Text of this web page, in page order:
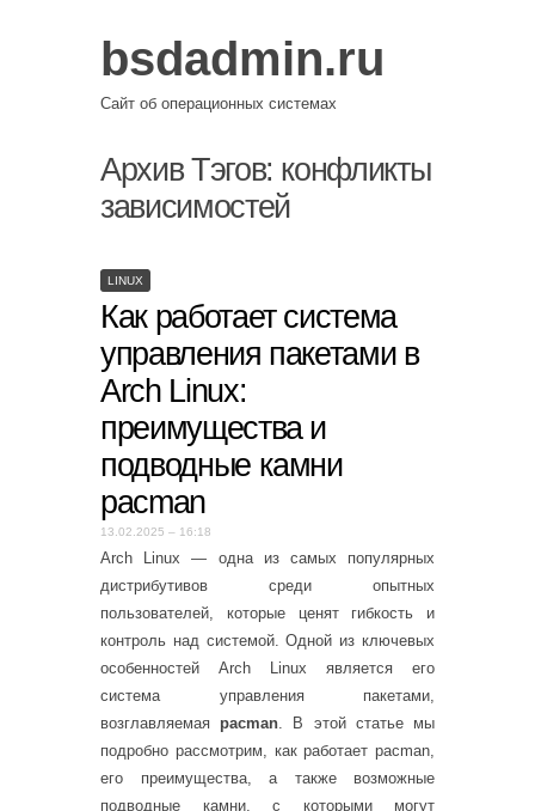
bsdadmin.ru
Сайт об операционных системах
Архив Тэгов: конфликты
зависимостей
LINUX
Как работает система
управления пакетами в
Arch Linux:
преимущества и
подводные камни
pacman
13.02.2025 – 16:18
Arch Linux — одна из самых популярных
дистрибутивов среди опытных
пользователей, которые ценят гибкость и
контроль над системой. Одной из ключевых
особенностей Arch Linux является его
система управления пакетами,
возглавляемая pacman. В этой статье мы
подробно рассмотрим, как работает pacman,
его преимущества, а также возможные
подводные камни, с которыми могут